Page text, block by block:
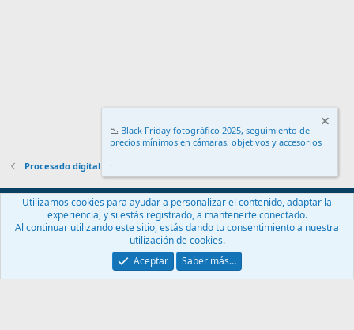
Procesado digital
Español (ES)
Contáctanos
Términos y reglas Política de privacidad
Ayuda
Community platform by XenForo® © 2010-2024 XenForo Ltd.
📉 Black Friday fotográfico 2025, seguimiento de
precios mínimos en cámaras, objetivos y accesorios
.
Utilizamos cookies para ayudar a personalizar el contenido, adaptar la
experiencia, y si estás registrado, a mantenerte conectado.
Al continuar utilizando este sitio, estás dando tu consentimiento a nuestra
utilización de cookies.
Aceptar
Saber más…